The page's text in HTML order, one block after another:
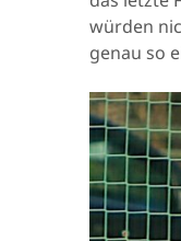
würden
genau so